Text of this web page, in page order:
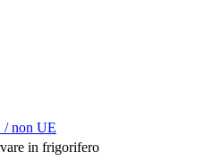
/ non UE
in frigorifero